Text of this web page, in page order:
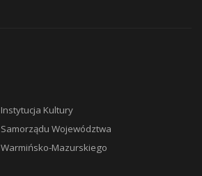
Instytucja Kultury
Samorządu Województwa
Warmińsko-Mazurskiego